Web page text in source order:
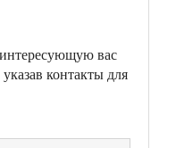
вас
контакты для